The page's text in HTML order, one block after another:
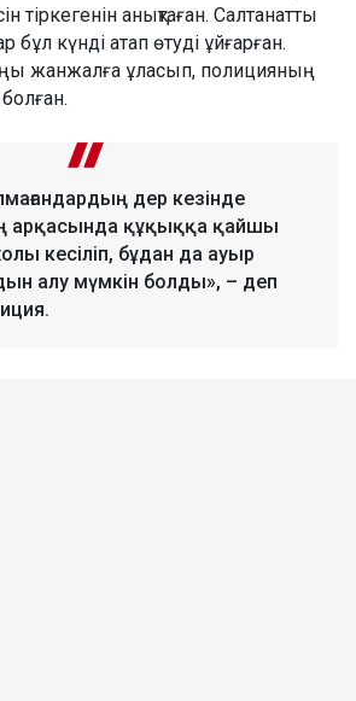
тіркегенін анықтаған. Салтанатты
бұл күнді атап өтуді ұйғарған.
жанжалға ұласып, полицияның
дер кезінде
арқасында құқыққа қайшы
кесіліп, бұдан да ауыр
алу мүмкін болды», – деп